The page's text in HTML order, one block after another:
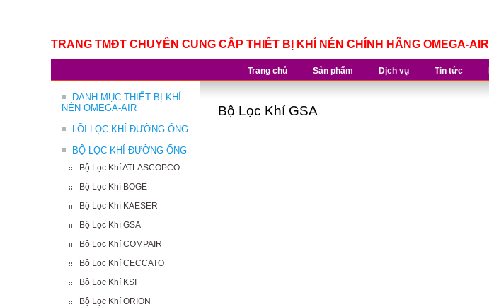
TRANG TMĐT CHUYÊN CUNG CẤP THIẾT BỊ KHÍ NÉN CHÍNH HÃNG OMEGA-AIR
Trang chủ Sản phẩm Dịch vụ Tin tức
DANH MỤC THIẾT BỊ KHÍ
NÉN OMEGA-AIR
LÕI LỌC KHÍ ĐƯỜNG ỐNG
BỘ LỌC KHÍ ĐƯỜNG ỐNG
Bộ Lọc Khí ATLASCOPCO
Bộ Lọc Khí BOGE
Bộ Lọc Khí KAESER
Bộ Lọc Khí GSA
Bộ Lọc Khí COMPAIR
Bộ Lọc Khí CECCATO
Bộ Lọc Khí KSI
Bộ Lọc Khí ORION
Bộ Lọc Khí GSA